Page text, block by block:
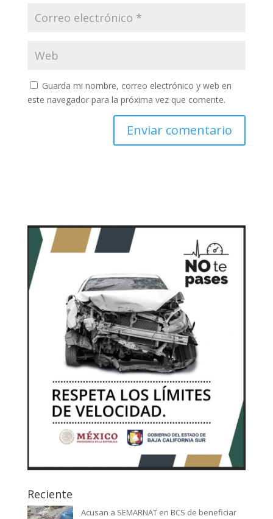
Guarda mi nombre, correo electrónico y web en
este navegador para la próxima vez que comente.
Reciente
Acusan a SEMARNAT en BCS de beneficiar